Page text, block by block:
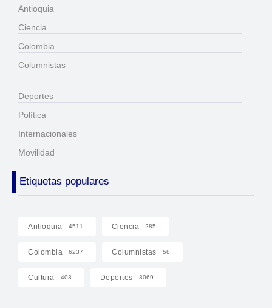
Antioquia
Ciencia
Colombia
Columnistas
Deportes
Política
Internacionales
Movilidad
Etiquetas populares
Antioquia 4511 Ciencia 285
Colombia 6237 Columnistas 58
Cultura 403 Deportes 3069